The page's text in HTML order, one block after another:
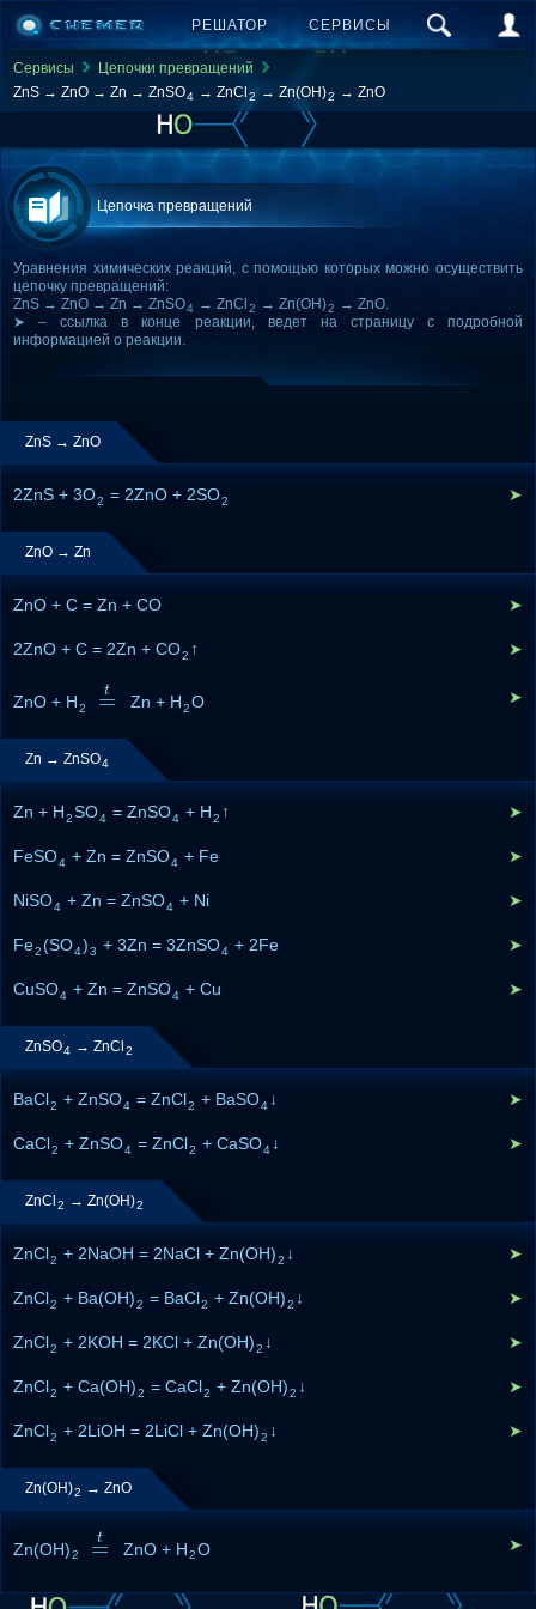
РЕШАТОР СЕРВИСЫ
Сервисы
Цепочки превращений
ZnS → ZnO → Zn → ZnSO4 → ZnCl 2 → Zn(OH)2 → ZnO
Цепочка превращений
Уравнения химических реакций, с помощью которых можно осуществить
цепочку превращений:
ZnS → ZnO → Zn → ZnSO4 → ZnCl 2 → Zn(OH)2
→ ZnO.
➤ – ссылка в конце реакции, ведет на страницу с подробной
информацией о реакции.
ZnS → ZnO
2ZnS + 3O2 = 2ZnO + 2SO2 ➤
ZnO → Zn
ZnO + C = Zn + CO ➤
2ZnO + C = 2Zn + CO2 ↑ ➤
ZnO + H2 =
t
=t Zn + H 2 O ➤
Zn → ZnSO4
Zn + H2SO4 = ZnSO4 + H2 ↑ ➤
FeSO4 + Zn = ZnSO4 + Fe ➤
NiSO4 + Zn = ZnSO4 + Ni ➤
Fe2 (SO4)3 + 3Zn = 3ZnSO4 + 2Fe ➤
CuSO4 + Zn = ZnSO4 + Cu ➤
ZnSO4 → ZnCl2
BaCl2 + ZnSO4 = ZnCl2 + BaSO4 ↓ ➤
CaCl2 + ZnSO4 = ZnCl2 + CaSO4 ↓ ➤
ZnCl2 → Zn(OH)2
ZnCl2 + 2NaOH = 2NaCl + Zn(OH)2 ↓ ➤
ZnCl2 + Ba(OH)2 = BaCl2 + Zn(OH)2 ↓ ➤
ZnCl2 + 2KOH = 2KCl + Zn(OH)2 ↓ ➤
ZnCl2 + Ca(OH)2 = CaCl2 + Zn(OH)2 ↓ ➤
ZnCl2 + 2LiOH = 2LiCl + Zn(OH)2 ↓ ➤
Zn(OH)2 → ZnO
Zn(OH)2 =
t
=t ZnO + H 2 O ➤